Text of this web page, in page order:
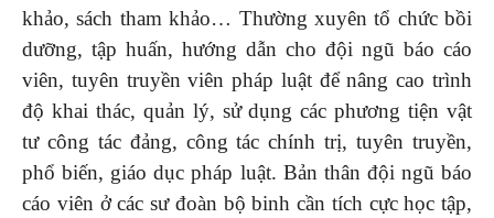
khảo, sách tham khảo… Thường xuyên tổ chức bồi
d­ưỡng, tập huấn, hướng dẫn cho đội ngũ báo cáo
viên, tuyên truyền viên pháp luật để nâng cao trình
độ khai thác, quản lý, sử dụng các phương tiện vật
tư công tác đảng, công tác chính trị, tuyên truyền,
phổ biến, giáo dục pháp luật. Bản thân đội ngũ báo
cáo viên ở các sư đoàn bộ binh cần tích cực học tập,